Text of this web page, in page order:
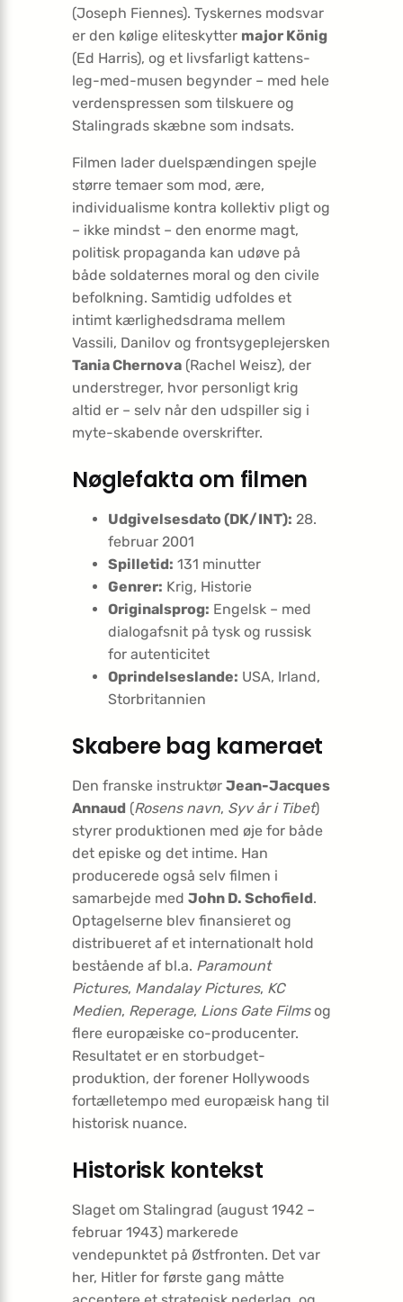
(Joseph Fiennes). Tyskernes modsvar
er den kølige eliteskytter major König
(Ed Harris), og et livsfarligt kattens-
leg-med-musen begynder – med hele
verdenspressen som tilskuere og
Stalingrads skæbne som indsats.
Filmen lader duel­spændingen spejle
større temaer som mod, ære,
individualisme kontra kollektiv pligt og
– ikke mindst – den enorme magt,
politisk propaganda kan udøve på
både soldaternes moral og den civile
befolkning. Samtidig udfoldes et
intimt kærlighedsdrama mellem
Vassili, Danilov og frontsygeplejersken
Tania Chernova (Rachel Weisz), der
understreger, hvor personligt krig
altid er – selv når den udspiller sig i
myte-skabende overskrifter.
Nøglefakta om filmen
Udgivelsesdato (DK/INT): 28.
februar 2001
Spilletid: 131 minutter
Genrer: Krig, Historie
Originalsprog: Engelsk – med
dialogafsnit på tysk og russisk
for autenticitet
Oprindelseslande: USA, Irland,
Storbritannien
Skabere bag kameraet
Den franske instruktør Jean-Jacques
Annaud (Rosens navn, Syv år i Tibet)
styrer produktionen med øje for både
det episke og det intime. Han
producerede også selv filmen i
samarbejde med John D. Schofield.
Optagelserne blev finansieret og
distribueret af et internationalt hold
bestående af bl.a. Paramount
Pictures, Mandalay Pictures, KC
Medien, Reperage, Lions Gate Filmsog
flere europæiske co-producenter.
Resultatet er en storbudget-
produktion, der forener Hollywoods
fortælletempo med europæisk hang til
historisk nuance.
Historisk kontekst
Slaget om Stalingrad (august 1942 –
februar 1943) markerede
vendepunktet på Østfronten. Det var
her, Hitler for første gang måtte